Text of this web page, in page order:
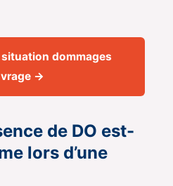
situation dommages
→
de DO est-
lors d’une